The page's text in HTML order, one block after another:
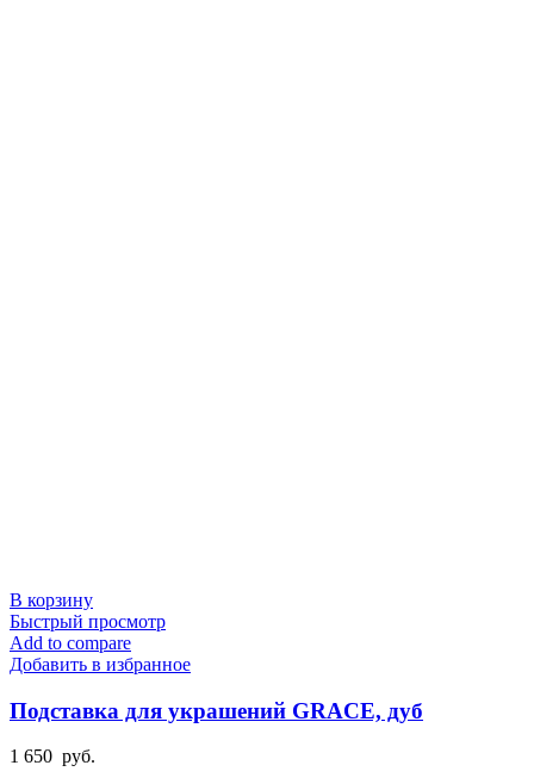
В корзину
Быстрый просмотр
Add to compare
Добавить в избранное
Подставка для украшений GRACE, дуб
1 650 руб.